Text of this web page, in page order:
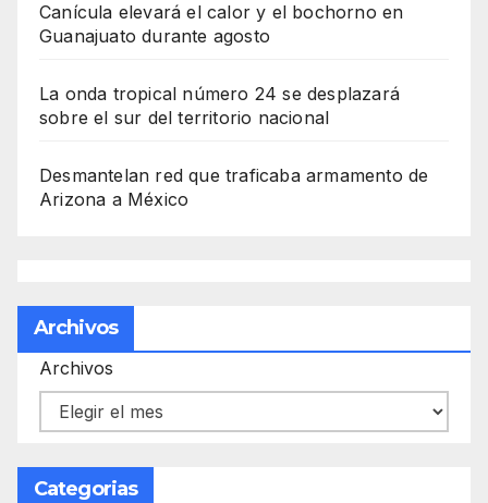
Canícula elevará el calor y el bochorno en
Guanajuato durante agosto
La onda tropical número 24 se desplazará
sobre el sur del territorio nacional
Desmantelan red que traficaba armamento de
Arizona a México
Archivos
Archivos
Categorias